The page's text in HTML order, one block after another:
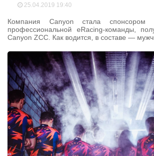
25.04.2019 19:40
Компания Canyon стала
профессиональной eRacing-команды,
Canyon ZCC. Как водится, в составе —